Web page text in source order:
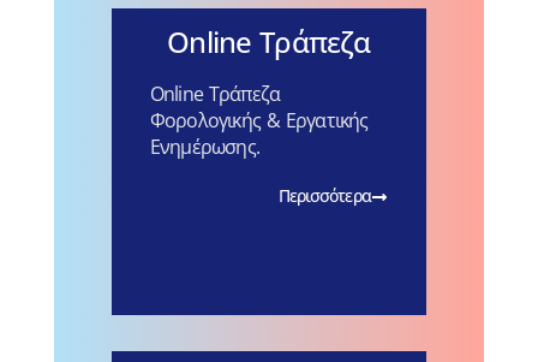
Online Τράπεζα
Online Τράπεζα
Φορολογικής & Εργατικής
Ενημέρωσης.
Περισσότερα